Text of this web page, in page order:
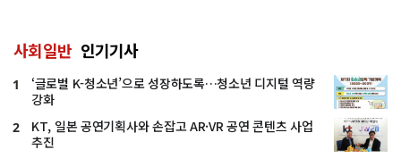
사회일반 인기기사
1
‘글로벌 K-청소년’으로 성장하도록…청소년 디지털 역량
강화
2
KT, 일본 공연기획사와 손잡고 AR·VR 공연 콘텐츠 사업
추진